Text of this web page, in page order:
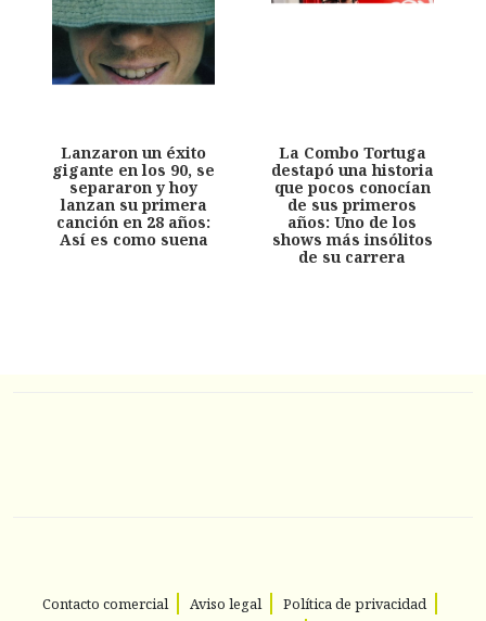
Lanzaron un éxito
gigante en los 90, se
separaron y hoy
lanzan su primera
canción en 28 años:
Así es como suena
La Combo Tortuga
destapó una historia
que pocos conocían
de sus primeros
años: Uno de los
shows más insólitos
de su carrera
Contacto comercial Aviso legal
Política de privacidad